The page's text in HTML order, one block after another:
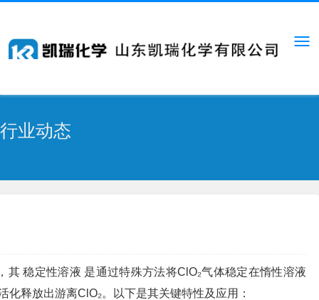
行业动态
稳定性溶液 是通过特殊方法将ClO₂气体稳定在惰性溶液
释放出游离ClO₂。以下是其关键特性及应用：